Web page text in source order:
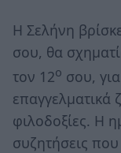
Η Σελήνη
σου, θα
τον 12ο σου,
επαγγελματικά
φιλοδοξίες. Η
συζητήσεις